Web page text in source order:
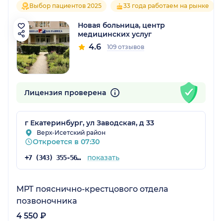
Выбор пациентов 2025 33 года работаем на рынке
Новая больница, центр
медицинских услуг
4.6 109 отзывов
Лицензия проверена
г Екатеринбург, ул Заводская, д 33
Верх-Исетский район
Откроется в 07:30
+7 (343) 355-56-57 показать
МРТ пояснично-крестцового отдела
позвоночника
4 550 ₽